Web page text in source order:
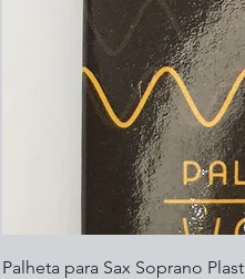
Palheta para Sax Soprano